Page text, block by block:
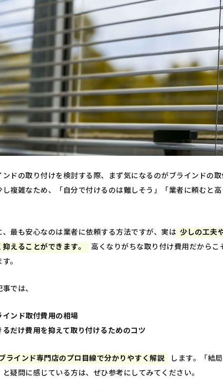
ンドの取り付けを検討する際、まず気になるのがブラインドの
し複雑なため、「自分で付けるのは難しそう」「業者に頼むと
、最も安心なのは業者に依頼する方法ですが、実は 少しの工夫
抑えることができます。
高くなりがちな取り付け費用だから
。
では、
インド取付費用の相場
るだけ費用を抑えて取り付けるためのコツ
ラインド専門店のプロ目線で分かりやすく解説
します。「結
と疑問に感じている方は、ぜひ参考にしてみてください。